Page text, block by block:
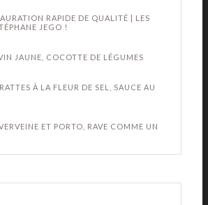
RAPIDE DE QUALITÉ | LES
JEGO !
JAUNE, COCOTTE DE LÉGUMES
À LA FLEUR DE SEL, SAUCE AU
ET PORTO, RAVE COMME UN